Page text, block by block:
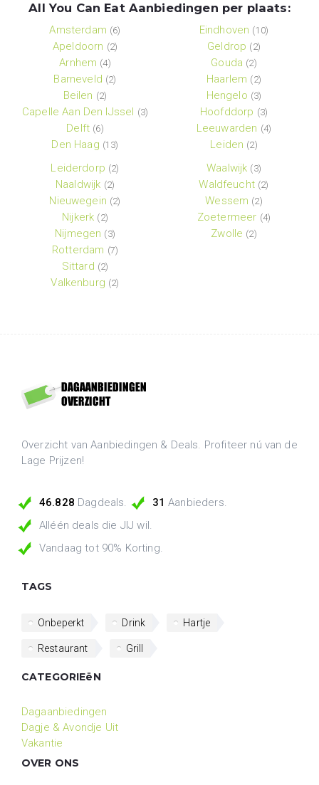
All You Can Eat Aanbiedingen per plaats:
Amsterdam (6)
Apeldoorn (2)
Arnhem (4)
Barneveld (2)
Beilen (2)
Capelle Aan Den IJssel (3)
Delft (6)
Den Haag (13)
Eindhoven (10)
Geldrop (2)
Gouda (2)
Haarlem (2)
Hengelo (3)
Hoofddorp (3)
Leeuwarden (4)
Leiden (2)
Leiderdorp (2)
Naaldwijk (2)
Nieuwegein (2)
Nijkerk (2)
Nijmegen (3)
Rotterdam (7)
Sittard (2)
Valkenburg (2)
Waalwijk (3)
Waldfeucht (2)
Wessem (2)
Zoetermeer (4)
Zwolle (2)
Overzicht van Aanbiedingen & Deals. Profiteer nú van de
Lage Prijzen!
46.828 Dagdeals. 31 Aanbieders.
Alléén deals die JIJ wil.
Vandaag tot 90% Korting.
TAGS
Onbeperkt Drink Hartje
Restaurant Grill
CATEGORIEëN
Dagaanbiedingen
Dagje & Avondje Uit
Vakantie
OVER ONS